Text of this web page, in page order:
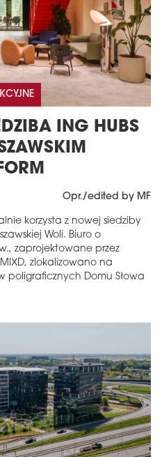
ING HUBS
Opr./edited by MF
korzysta z nowej siedziby
Woli. Biuro o
zaprojektowane przez
zlokalizowano na
Domu Słowa